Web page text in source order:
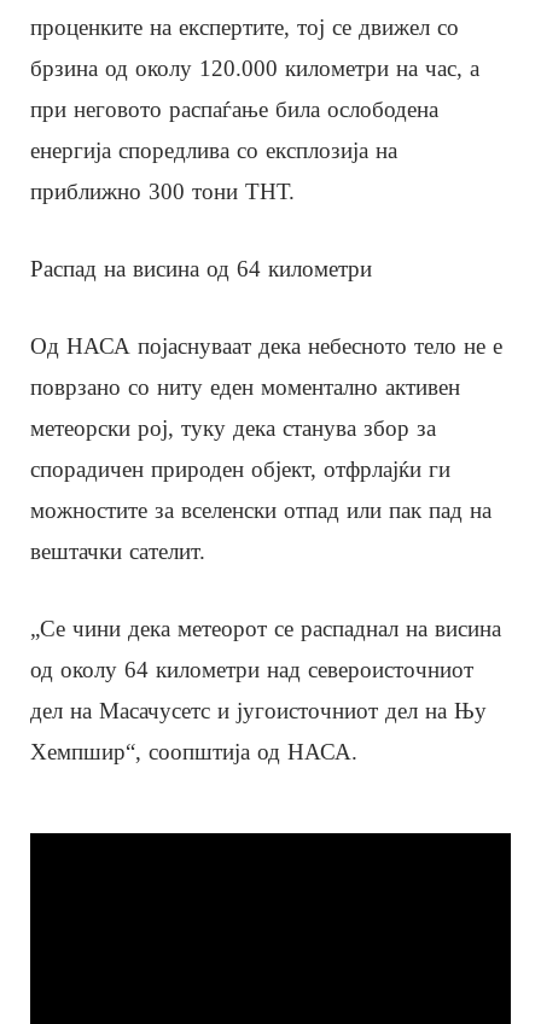
проценките на експертите, тој се движел со
брзина од околу 120.000 километри на час, а
при неговото распаѓање била ослободена
енергија споредлива со експлозија на
приближно 300 тони ТНТ.
Распад на висина од 64 километри
Од НАСА појаснуваат дека небесното тело не е
поврзано со ниту еден моментално активен
метеорски рој, туку дека станува збор за
спорадичен природен објект, отфрлајќи ги
можностите за вселенски отпад или пак пад на
вештачки сателит.
„Се чини дека метеорот се распаднал на висина
од околу 64 километри над североисточниот
дел на Масачусетс и југоисточниот дел на Њу
Хемпшир“, соопштија од НАСА.